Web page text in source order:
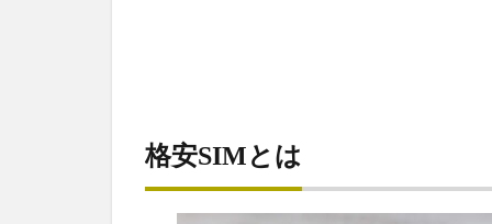
格安SIMとは